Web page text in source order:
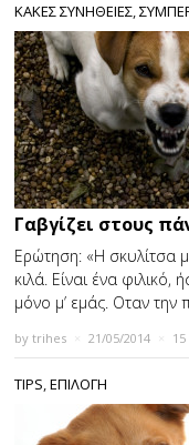
ΚΑΚΕΣ ΣΥΝΗΘΕΙΕΣ,
Γαβγίζει στους
Ερώτηση: «Η σκυλίτσα
κιλά. Είναι ένα φιλικό,
μόνο μ’ εμάς. Οταν την
bytrihes 21/05/2014
TIPS,ΕΠΙΛΟΓΗ